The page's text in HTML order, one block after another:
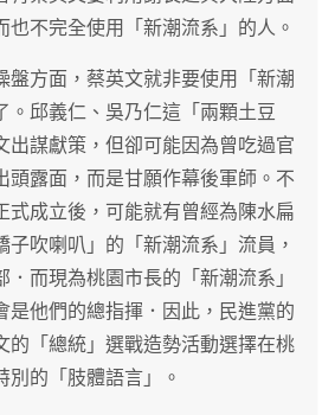
也不完全使用「新潮流系」的人。
盤方面，蔡英文就非要使用「新潮
。邱義仁、吳乃仁這「兩顆土豆
出謀獻策，但卻可能因為曾吃過官
頭露面，而是甘願作幕後軍師。不
式成立後，可能就有曾經為陳水扁
子吹喇叭」的「新潮流系」流員，
而現為桃園市長的「新潮流系」
是他們的總指揮．因此，民進黨的
的「總統」選戰造勢活動選擇在桃
別的「肢體語言」。